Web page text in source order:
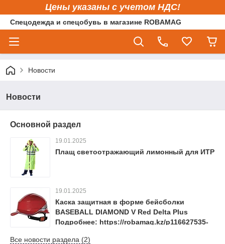
Цены указаны с учетом НДС!
Спецодежда и спецобувь в магазине ROBAMAG
Новости
Новости
Основной раздел
19.01.2025
Плащ светоотражающий лимонный для ИТР
19.01.2025
Каска защитная в форме бейсболки
BASEBALL DIAMOND V Red Delta Plus
Подробнее: https://robamag.kz/p116627535-
Все новости раздела (2)